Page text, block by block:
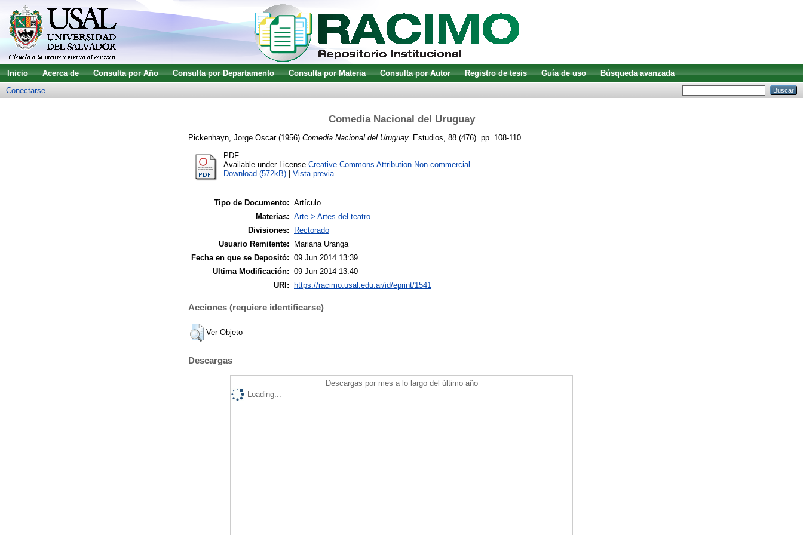
Inicio Acerca de Consulta por Año Consulta por Departamento Consulta por Materia Consulta por Autor Registro de tesis Guía de uso
Búsqueda avanzada
Conectarse
Comedia Nacional del Uruguay
Pickenhayn, Jorge Oscar(1956) Comedia Nacional del Uruguay. Estudios, 88 (476). pp. 108-110.
PDF
Available under License Creative Commons Attribution Non-commercial .
Download (572kB)
Vista previa
Tipo de Documento: Artículo
Materias: Arte > Artes del teatro
Divisiones:
Rectorado
Usuario Remitente:
Mariana Uranga
Fecha en que se Depositó: 09 Jun 2014 13:39
Ultima Modificación: 09 Jun 2014 13:40
URI:
https://racimo.usal.edu.ar/id/eprint/1541
Acciones (requiere identificarse)
Ver Objeto
Descargas
Descargas por mes a lo largo del último año
Loading...